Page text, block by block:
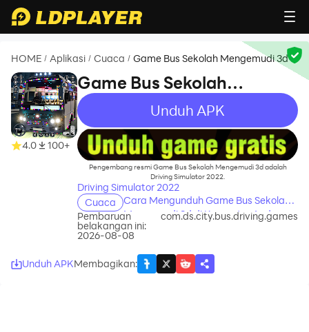
HOME / Aplikasi / Cuaca / Game Bus Sekolah Mengemudi 3d
4.0 100+
Game Bus Sekolah
Mengemudi 3d
Unduh APK
recommend
Pengembang resmi Game Bus Sekolah Mengemudi 3d adalah
Driving Simulator 2022.
Driving Simulator 2022
Cuaca
Cara Mengunduh Game Bus Sekolah
Mengemudi 3d di Komputer Anda
Pembaruan
belakangan ini:
2026-08-08
com.ds.city.bus.driving.games
Unduh APKMembagikan: